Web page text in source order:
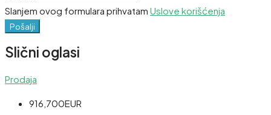
Slanjem ovog formulara prihvatam Uslove korišćenja
Pošalji
Slični oglasi
Prodaja
916,700EUR